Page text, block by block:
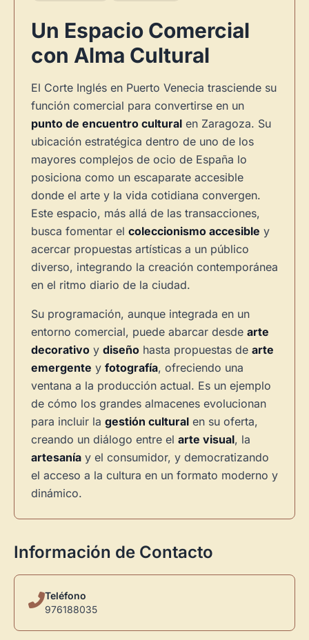
Un Espacio Comercial
con Alma Cultural
El Corte Inglés en Puerto Venecia trasciende su
función comercial para convertirse en un
punto de encuentro cultural en Zaragoza. Su
ubicación estratégica dentro de uno de los
mayores complejos de ocio de España lo
posiciona como un escaparate accesible
donde el arte y la vida cotidiana convergen.
Este espacio, más allá de las transacciones,
busca fomentar el coleccionismo accesible y
acercar propuestas artísticas a un público
diverso, integrando la creación contemporánea
en el ritmo diario de la ciudad.
Su programación, aunque integrada en un
entorno comercial, puede abarcar desde arte
decorativo y diseño hasta propuestas de arte
emergente y fotografía, ofreciendo una
ventana a la producción actual. Es un ejemplo
de cómo los grandes almacenes evolucionan
para incluir la gestión cultural en su oferta,
creando un diálogo entre el arte visual, la
artesanía y el consumidor, y democratizando
el acceso a la cultura en un formato moderno y
dinámico.
Información de Contacto
Teléfono
976188035
Novedad: Tu Panel de Usuario
Directorio de Arteestrena su nuevo Panel de Usuario
: tu
centro de control para gestionar todo tu arte.
Crea eventos y noticias
Recibe y responde mensajes
Sigue las visitas de tus obras
Crear cuenta y abrir mi Panel Explorar obras